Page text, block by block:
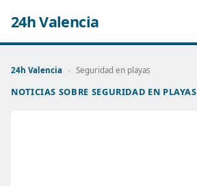
24h Valencia
24h Valencia › Seguridad en playas
NOTICIAS SOBRE SEGURIDAD EN PLAYAS